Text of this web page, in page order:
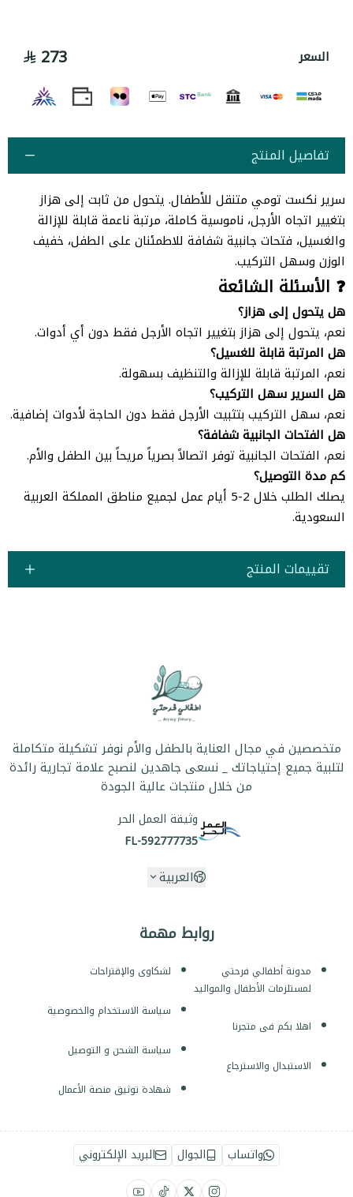
السعر 273
تفاصيل المنتج
سرير نكست تومي متنقل للأطفال. يتحول من ثابت إلى هزاز
بتغيير اتجاه الأرجل، ناموسية كاملة، مرتبة ناعمة قابلة للإزالة
والغسيل، فتحات جانبية شفافة للاطمئنان على الطفل، خفيف
الوزن وسهل التركيب.
❓ الأسئلة الشائعة
هل يتحول إلى هزاز؟
نعم، يتحول إلى هزاز بتغيير اتجاه الأرجل فقط دون أي أدوات.
هل المرتبة قابلة للغسيل؟
نعم، المرتبة قابلة للإزالة والتنظيف بسهولة.
هل السرير سهل التركيب؟
نعم، سهل التركيب بتثبيت الأرجل فقط دون الحاجة لأدوات إضافية.
هل الفتحات الجانبية شفافة؟
نعم، الفتحات الجانبية توفر اتصالاً بصرياً مريحاً بين الطفل والأم.
كم مدة التوصيل؟
يصلك الطلب خلال 2-5 أيام عمل لجميع مناطق المملكة العربية
السعودية.
تقييمات المنتج
روابط مهمة
مدونة أطفالي فرحتي
لمستلزمات الأطفال والمواليد
اهلا بكم فى متجرنا
الاستبدال والاسترجاع
لشكاوى والإقتراحات
سياسة الاستخدام والخصوصية
سياسة الشحن و التوصيل
شهادة توثيق منصة الأعمال
متخصصين في مجال العناية بالطفل والأم نوفر تشكيلة متكاملة
لتلبية جميع إحتياجاتك _ نسعى جاهدين لنصبح علامة تجارية رائدة
من خلال منتجات عالية الجودة
وثيقة العمل الحر
FL-592777735
العربية
واتساب الجوال البريد الإلكتروني